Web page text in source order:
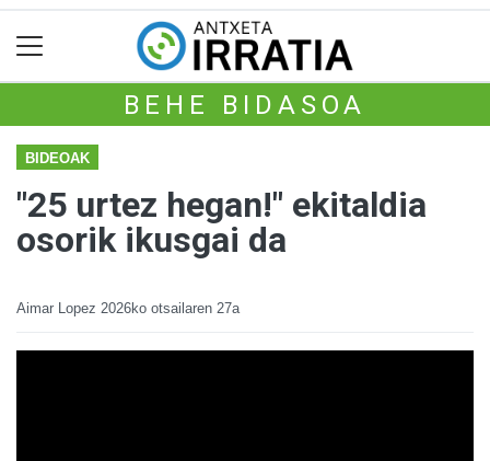
BEHE BIDASOA
BIDEOAK
"25 urtez hegan!" ekitaldia
osorik ikusgai da
Aimar Lopez 2026ko otsailaren 27a